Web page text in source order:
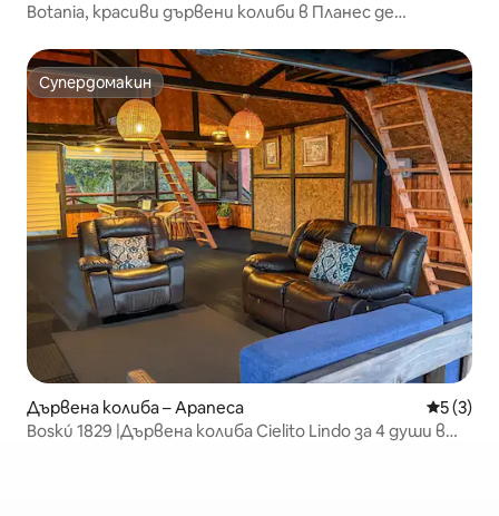
Botania, красиви дървени колиби в Планес де
Супердомакин
Супердомакин
Дървена колиба – Apaneca Средна
5 (3)
Boskú 1829 |Дървена колиба Cielito Lindo за 4 души в